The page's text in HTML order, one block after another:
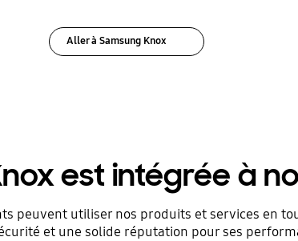
Aller à Samsung Knox
est intégrée à
peuvent utiliser nos produits et services en
et une solide réputation pour ses